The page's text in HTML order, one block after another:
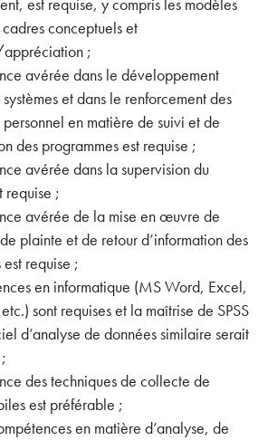
est requise, y compris les modèles
conceptuels et
;
avérée dans le développement
et dans le renforcement des
en matière de suivi et de
des programmes est requise ;
avérée dans la supervision du
requise ;
avérée de la mise en œuvre de
plainte et de retour d’information des
requise ;
en informatique (MS Word, Excel,
sont requises et la maîtrise de SPSS
d’analyse de données similaire serait
des techniques de collecte de
est préférable ;
en matière d’analyse, de